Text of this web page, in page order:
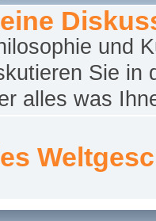
und
Sie in
alles was